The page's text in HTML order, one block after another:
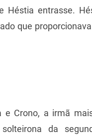
Héstia entrasse.
que
Crono, a irmã
da